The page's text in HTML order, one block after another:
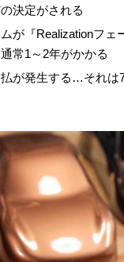
決定がされる
が『Realizationフ
常1～2年がかかる
が発生する…それ